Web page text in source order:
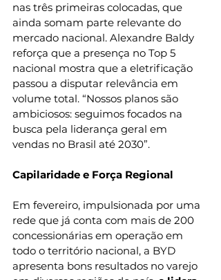
nas três primeiras colocadas, que
ainda somam parte relevante do
mercado nacional. Alexandre Baldy
reforça que a presença no Top 5
nacional mostra que a eletrificação
passou a disputar relevância em
volume total. “Nossos planos são
ambiciosos: seguimos focados na
busca pela liderança geral em
vendas no Brasil até 2030”.
Capilaridade e Força Regional
Em fevereiro, impulsionada por uma
rede que já conta com mais de 200
concessionárias em operação em
todo o território nacional, a BYD
apresenta bons resultados no varejo